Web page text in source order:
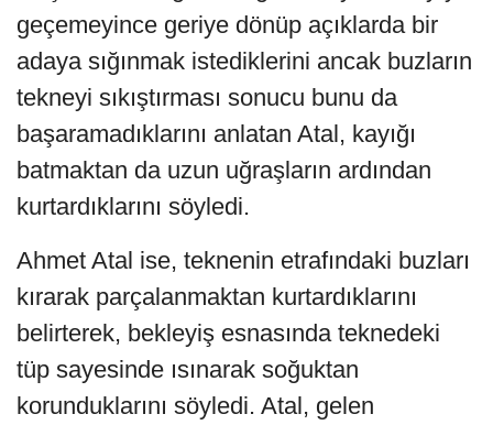
geçemeyince geriye dönüp açıklarda bir
adaya sığınmak istediklerini ancak buzların
tekneyi sıkıştırması sonucu bunu da
başaramadıklarını anlatan Atal, kayığı
batmaktan da uzun uğraşların ardından
kurtardıklarını söyledi.
Ahmet Atal ise, teknenin etrafındaki buzları
kırarak parçalanmaktan kurtardıklarını
belirterek, bekleyiş esnasında teknedeki
tüp sayesinde ısınarak soğuktan
korunduklarını söyledi. Atal, gelen